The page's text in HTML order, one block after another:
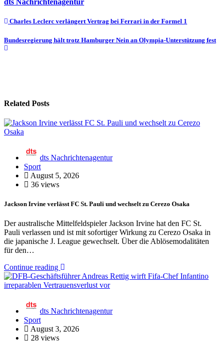
dts Nachrichtenagentur
Beitragsnavigation
Charles Leclerc verlängert Vertrag bei Ferrari in der Formel 1
Bundesregierung hält trotz Hamburger Nein an Olympia-Unterstützung fest
Related Posts
dts Nachrichtenagentur
Sport
August 5, 2026
36 views
Jackson Irvine verlässt FC St. Pauli und wechselt zu Cerezo Osaka
Der australische Mittelfeldspieler Jackson Irvine hat den FC St.
Pauli verlassen und ist mit sofortiger Wirkung zu Cerezo Osaka in
die japanische J. League gewechselt. Über die Ablösemodalitäten
für den…
Continue reading
dts Nachrichtenagentur
Sport
August 3, 2026
28 views